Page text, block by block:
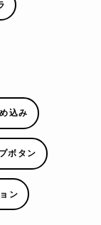
込み
ボタン
ン